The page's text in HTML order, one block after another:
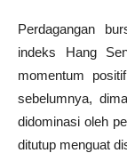
Perdagangan
indeks Hang
momentum
sebelumnya,
didominasi oleh
ditutup menguat